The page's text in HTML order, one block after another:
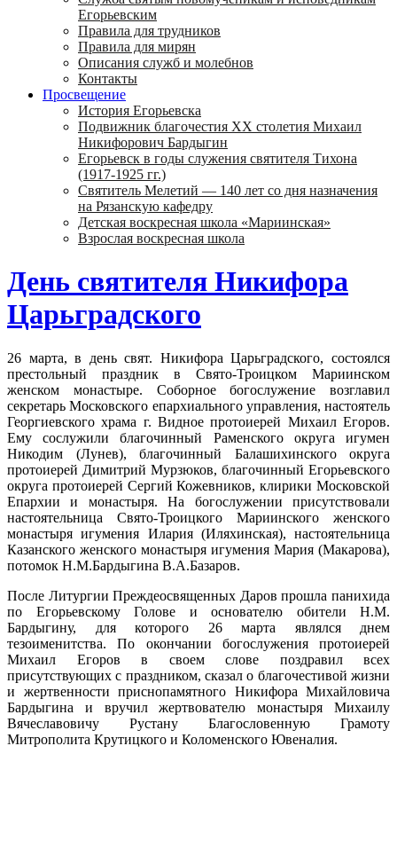
Егорьевским
Правила для трудников
Правила для мирян
Описания служб и молебнов
Контакты
Просвещение
История Егорьевска
Подвижник благочестия ХХ столетия Михаил
Никифорович Бардыгин
Егорьевск в годы служения святителя Тихона
(1917-1925 гг.)
Святитель Мелетий — 140 лет со дня назначения
на Рязанскую кафедру
Детская воскресная школа «Мариинская»
Взрослая воскресная школа
День святителя Никифора
Царьградского
26 марта, в день свят. Никифора Царьградского, состоялся
престольный праздник в Свято-Троицком Мариинском
женском монастыре. Соборное богослужение возглавил
секретарь Московского епархиального управления, настоятель
Георгиевского храма г. Видное протоиерей Михаил Егоров.
Ему сослужили благочинный Раменского округа игумен
Никодим (Лунев), благочинный Балашихинского округа
протоиерей Димитрий Мурзюков, благочинный Егорьевского
округа протоиерей Сергий Кожевников, клирики Московской
Епархии и монастыря. На богослужении присутствовали
настоятельница Свято-Троицкого Мариинского женского
монастыря игумения Илария (Иляхинская), настоятельница
Казанского женского монастыря игумения Мария (Макарова),
потомок Н.М.Бардыгина В.А.Базаров.
После Литургии Преждеосвященных Даров прошла панихида
по Егорьевскому Голове и основателю обители Н.М.
Бардыгину, для которого 26 марта являлся днем
тезоименитства. По окончании богослужения протоиерей
Михаил Егоров в своем слове поздравил всех
присутствующих с праздником, сказал о благочестивой жизни
и жертвенности приснопамятного Никифора Михайловича
Бардыгина и вручил жертвователю монастыря Михаилу
Вячеславовичу Рустану Благословенную Грамоту
Митрополита Крутицкого и Коломенского Ювеналия.